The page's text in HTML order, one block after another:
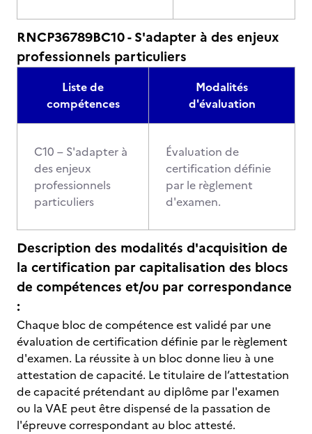
RNCP36789BC10 - S'adapter à des enjeux
professionnels particuliers
Liste de
compétences
Modalités
d'évaluation
C10 – S'adapter à
des enjeux
professionnels
particuliers
Évaluation de
certification définie
par le règlement
d'examen.
Description des modalités d'acquisition de
la certification par capitalisation des blocs
de compétences et/ou par correspondance
:
Chaque bloc de compétence est validé par une
évaluation de certification définie par le règlement
d'examen. La réussite à un bloc donne lieu à une
attestation de capacité. Le titulaire de l’attestation
de capacité prétendant au diplôme par l'examen
ou la VAE peut être dispensé de la passation de
l'épreuve correspondant au bloc attesté.